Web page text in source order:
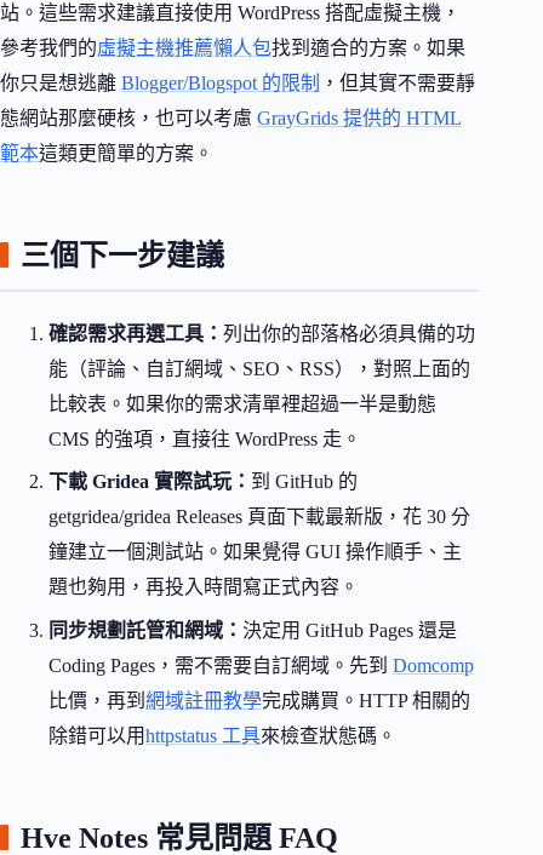
站。這些需求建議直接使用 WordPress 搭配虛擬主機，
參考我們的虛擬主機推薦懶人包找到適合的方案。如果
你只是想逃離 Blogger/Blogspot 的限制 ，但其實不需要靜
態網站那麼硬核，也可以考慮 GrayGrids 提供的 HTML
範本這類更簡單的方案。
三個下一步建議
確認需求再選工具： 列出你的部落格必須具備的功
能（評論、自訂網域、SEO、RSS），對照上面的
比較表。如果你的需求清單裡超過一半是動態
CMS 的強項，直接往 WordPress 走。
下載 Gridea 實際試玩： 到 GitHub 的
getgridea/gridea Releases 頁面下載最新版，花 30 分
鐘建立一個測試站。如果覺得 GUI 操作順手、主
題也夠用，再投入時間寫正式內容。
同步規劃託管和網域： 決定用 GitHub Pages 還是
Coding Pages，需不需要自訂網域。先到 Domcomp
比價，再到 網域註冊教學完成購買。HTTP 相關的
除錯可以用httpstatus 工具來檢查狀態碼。
Hve Notes 常見問題 FAQ